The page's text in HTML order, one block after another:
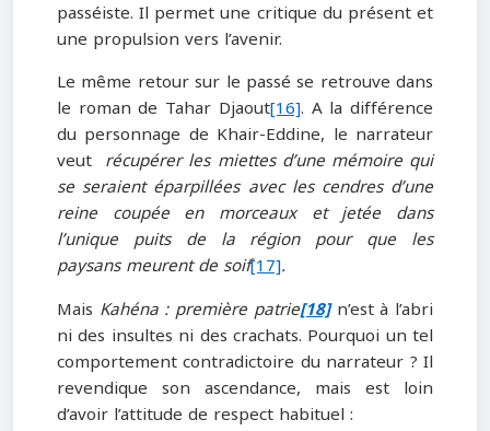
passéiste. Il permet une critique du présent et
une propulsion vers l’avenir.
Le même retour sur le passé se retrouve dans
le roman de Tahar Djaout[16]. A la différence
du personnage de Khair-Eddine, le narrateur
veut récupérer les miettes d’une mémoire qui
se seraient éparpillées avec les cendres d’une
reine coupée en morceaux et jetée dans
l’unique puits de la région pour que les
paysans meurent de soif[17].
Mais Kahéna : première patrie[18]n’est à l’abri
ni des insultes ni des crachats. Pourquoi un tel
comportement contradictoire du narrateur ? Il
revendique son ascendance, mais est loin
d’avoir l’attitude de respect habituel :